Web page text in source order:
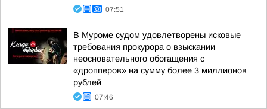
07:51
В Муроме судом удовлетворены исковые
требования прокурора о взыскании
неосновательного обогащения с
«дропперов» на сумму более 3 миллионов
рублей
07:46